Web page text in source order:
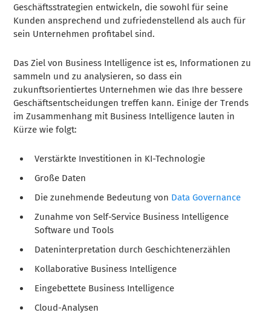
Geschäftsstrategien entwickeln, die sowohl für seine
Kunden ansprechend und zufriedenstellend als auch für
sein Unternehmen profitabel sind.
Das Ziel von Business Intelligence ist es, Informationen zu
sammeln und zu analysieren, so dass ein
zukunftsorientiertes Unternehmen wie das Ihre bessere
Geschäftsentscheidungen treffen kann. Einige der Trends
im Zusammenhang mit Business Intelligence lauten in
Kürze wie folgt:
Verstärkte Investitionen in KI-Technologie
Große Daten
Die zunehmende Bedeutung von Data Governance
Zunahme von Self-Service Business Intelligence
Software und Tools
Dateninterpretation durch Geschichtenerzählen
Kollaborative Business Intelligence
Eingebettete Business Intelligence
Cloud-Analysen